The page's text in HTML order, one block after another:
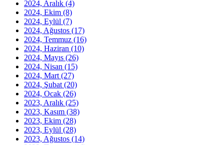
2024, Aralık (4)
2024, Ekim (8)
2024, Eylül (7)
2024, Ağustos (17)
2024, Temmuz (16)
2024, Haziran (10)
2024, Mayıs (26)
2024, Nisan (15)
2024, Mart (27)
2024, Şubat (20)
2024, Ocak (26)
2023, Aralık (25)
2023, Kasım (38)
2023, Ekim (28)
2023, Eylül (28)
2023, Ağustos (14)